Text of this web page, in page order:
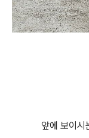
앞에 보이시